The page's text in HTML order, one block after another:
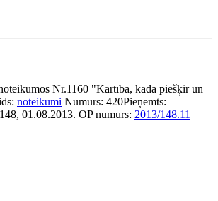
Nr.1160 "Kārtība, kādā piešķir un
noteikumi Numurs: 420Pieņemts:
01.08.2013. OP numurs: 2013/148.11